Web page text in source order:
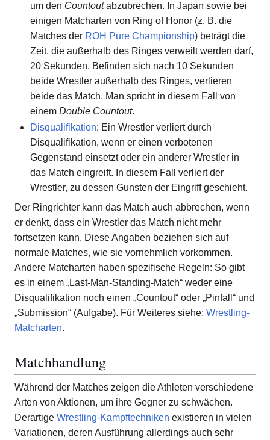
um den Countoutabzubrechen. In Japan sowie bei
einigen Matcharten von Ring of Honor (z. B. die
Matches der ROH Pure Championship) beträgt die
Zeit, die außerhalb des Ringes verweilt werden darf,
20 Sekunden. Befinden sich nach 10 Sekunden
beide Wrestler außerhalb des Ringes, verlieren
beide das Match. Man spricht in diesem Fall von
einem Double Countout.
Disqualifikation: Ein Wrestler verliert durch
Disqualifikation, wenn er einen verbotenen
Gegenstand einsetzt oder ein anderer Wrestler in
das Match eingreift. In diesem Fall verliert der
Wrestler, zu dessen Gunsten der Eingriff geschieht.
Der Ringrichter kann das Match auch abbrechen, wenn
er denkt, dass ein Wrestler das Match nicht mehr
fortsetzen kann. Diese Angaben beziehen sich auf
normale Matches, wie sie vornehmlich vorkommen.
Andere Matcharten haben spezifische Regeln: So gibt
es in einem „Last-Man-Standing-Match“ weder eine
Disqualifikation noch einen „Countout“ oder „Pinfall“ und
„Submission“ (Aufgabe). Für Weiteres siehe: Wrestling-
Matcharten.
Matchhandlung
Während der Matches zeigen die Athleten verschiedene
Arten von Aktionen, um ihre Gegner zu schwächen.
Derartige Wrestling-Kampftechniken existieren in vielen
Variationen, deren Ausführung allerdings auch sehr